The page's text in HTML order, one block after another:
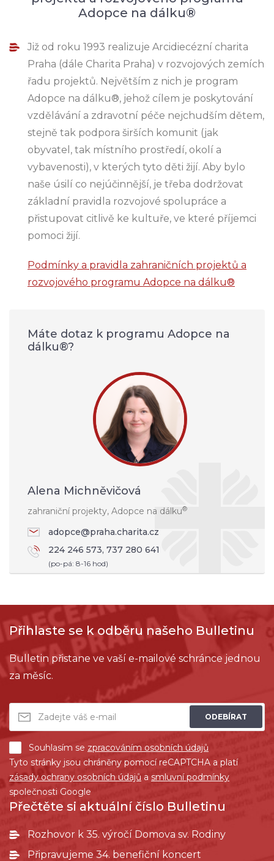
Adopce na dálku®
Již od roku 1993 realizuje Arcidiecézní charita
Praha (dále Charita Praha) v rozvojových zemích
řadu projektů. Největším z nich je program
Adopce na dálku®, jehož cílem je poskytování
vzdělávání a zdravotní péče nejchudším dětem,
stejně tak podpora širších komunit (jak
obyvatel, tak místního prostředí, okolí a
vybavenosti), v kterých tyto děti žijí. Aby bylo
naše úsilí co nejúčinnější, je třeba dodržovat
základní pravidla rozvojové spolupráce a
přistupovat citlivě ke kultuře, ve které příjemci
pomoci žijí.
Podmínky a pravidla zahraničních projektů a
rozvojového programu Adopce na dálku®
Máte dotaz k programu Adopce na
dálku®?
Alena Michněvičová
zahraniční projekty, Adopce na dálku®
adopce@praha.charita.cz
224 246 573, 737 280 641
(po-pá: 8-16 hod)
Přihlaste se k odběru našeho Bulletinu
Bulletin přistane ve vaší e-mailové schránce jednou
za měsíc.
ODEBÍRAT
Souhlasím se zpracováním osobních údajů
Tyto stránky jsou chráněny pomocí reCAPTCHA a platí
zásady ochrany osobních údajů a smluvní podmínky
společnosti Google
Přečtěte si aktuální číslo Bulletinu
Rozhovor k 35. výročí Domova sv. Rodiny
Připravujeme 34. benefiční koncert